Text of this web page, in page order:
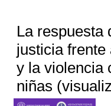
La respuesta
justicia frente
y la violencia
niñas